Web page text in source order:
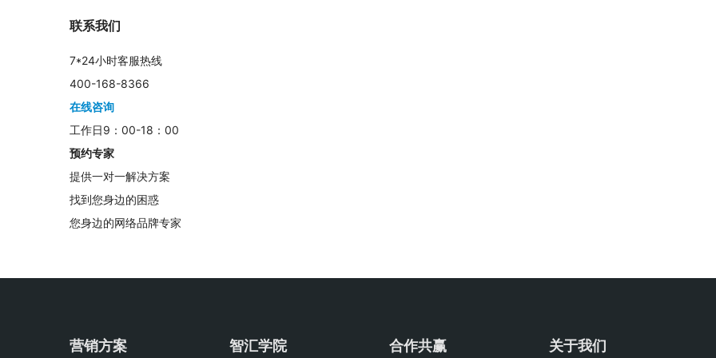
联系我们
7*24小时客服热线
400-168-8366
在线咨询
工作日9：00-18：00
预约专家
提供一对一解决方案
找到您身边的困惑
您身边的网络品牌专家
营销方案 智汇学院 合作共赢 关于我们